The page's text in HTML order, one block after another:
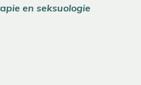
en seksuologie